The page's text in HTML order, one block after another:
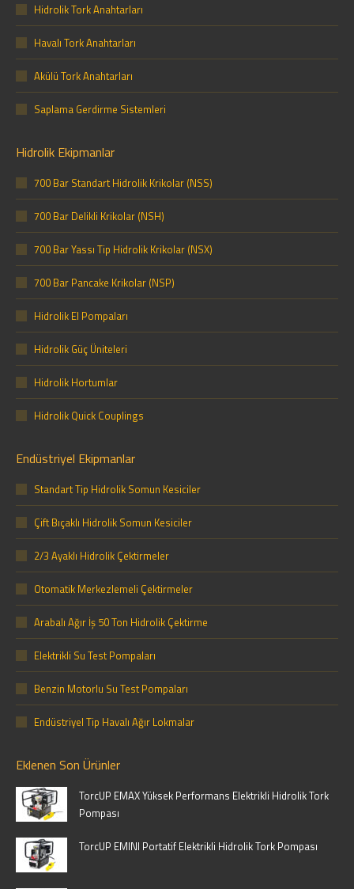
Hidrolik Tork Anahtarları
Havalı Tork Anahtarları
Akülü Tork Anahtarları
Saplama Gerdirme Sistemleri
Hidrolik Ekipmanlar
700 Bar Standart Hidrolik Krikolar (NSS)
700 Bar Delikli Krikolar (NSH)
700 Bar Yassı Tip Hidrolik Krikolar (NSX)
700 Bar Pancake Krikolar (NSP)
Hidrolik El Pompaları
Hidrolik Güç Üniteleri
Hidrolik Hortumlar
Hidrolik Quick Couplings
Endüstriyel Ekipmanlar
Standart Tip Hidrolik Somun Kesiciler
Çift Bıçaklı Hidrolik Somun Kesiciler
2/3 Ayaklı Hidrolik Çektirmeler
Otomatik Merkezlemeli Çektirmeler
Arabalı Ağır İş 50 Ton Hidrolik Çektirme
Elektrikli Su Test Pompaları
Benzin Motorlu Su Test Pompaları
Endüstriyel Tip Havalı Ağır Lokmalar
Eklenen Son Ürünler
TorcUP EMAX Yüksek Performans Elektrikli Hidrolik Tork
Pompası
TorcUP EMINI Portatif Elektrikli Hidrolik Tork Pompası